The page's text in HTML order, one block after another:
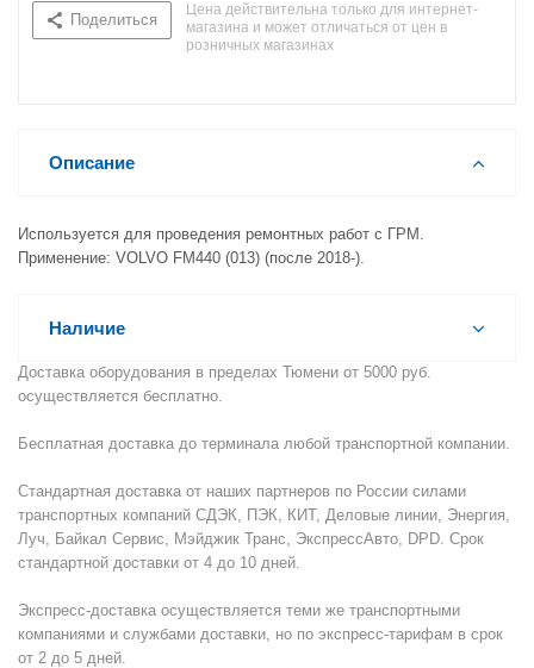
Поделиться
Цена действительна только для интернет-
магазина и может отличаться от цен в
розничных магазинах
Описание
Используется для проведения ремонтных работ с ГРМ.
Применение: VOLVO FM440 (013) (после 2018-).
Наличие
Доставка оборудования в пределах Тюмени от 5000 руб.
осуществляется бесплатно.
Бесплатная доставка до терминала любой транспортной компании.
Стандартная доставка от наших партнеров по России силами
транспортных компаний СДЭК, ПЭК, КИТ, Деловые линии, Энергия,
Луч, Байкал Сервис, Мэйджик Транс, ЭкспрессАвто, DPD. Срок
стандартной доставки от 4 до 10 дней.
Экспресс-доставка осуществляется теми же транспортными
компаниями и службами доставки, но по экспресс-тарифам в срок
от 2 до 5 дней.